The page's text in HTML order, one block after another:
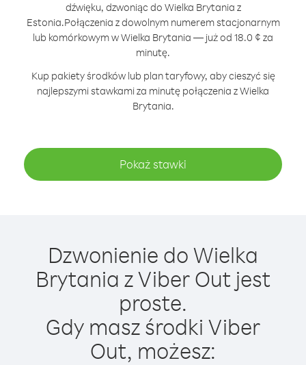
dźwięku, dzwoniąc do Wielka Brytania z
Estonia.Połączenia z dowolnym numerem stacjonarnym
lub komórkowym w Wielka Brytania — już od 18.0 ¢ za
minutę.
Kup pakiety środków lub plan taryfowy, aby cieszyć się
najlepszymi stawkami za minutę połączenia z Wielka
Brytania.
Pokaż stawki
Dzwonienie do Wielka
Brytania z Viber Out jest
proste.
Gdy masz środki Viber
Out, możesz: